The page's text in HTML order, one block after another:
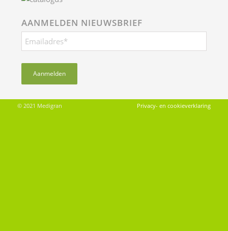
AANMELDEN NIEUWSBRIEF
© 2021 Medigran Privacy- en cookieverklaring